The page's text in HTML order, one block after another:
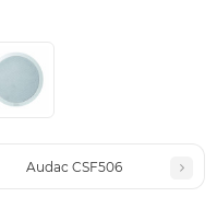
Audac CSF506